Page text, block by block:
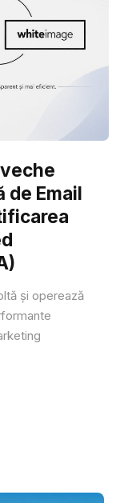
de Email
și operează